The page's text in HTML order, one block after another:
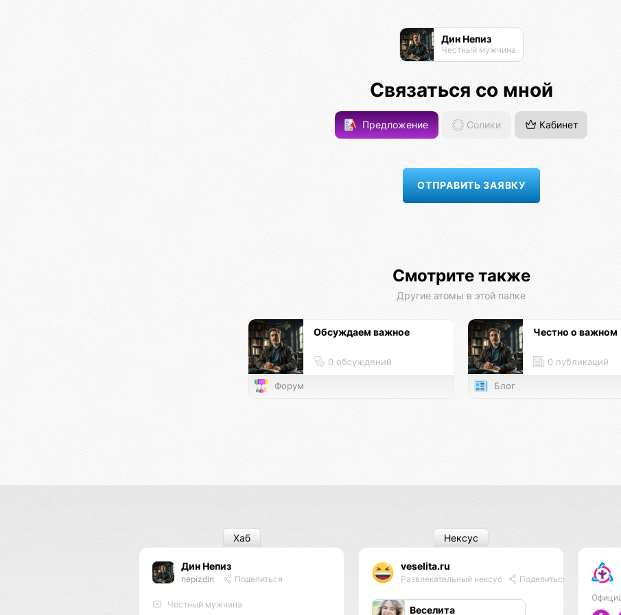
Дин Непиз
Честный мужчина
Связаться со мной
Предложение Солики Кабинет
Смотрите также
Другие атомы в этой папке
Обсуждаем важное
0 обсуждений
Форум
Честно о важном
0 публикаций
Блог
Дин Непиз
nepizdin Поделиться
Честный мужчина
Хаб
veselita.ru
Развлекательный нексус Поделиться
Веселита
Нексус